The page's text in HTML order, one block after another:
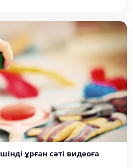
ұрған сәті видеоға